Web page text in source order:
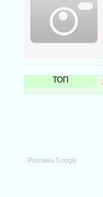
ТОП
Реклама Google